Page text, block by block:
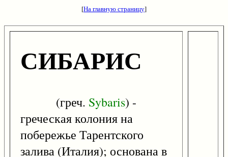
[На главную страницу]
СИБАРИС
(греч. Sybaris) -
греческая колония на
побережье Тарентского
залива (Италия); основана в